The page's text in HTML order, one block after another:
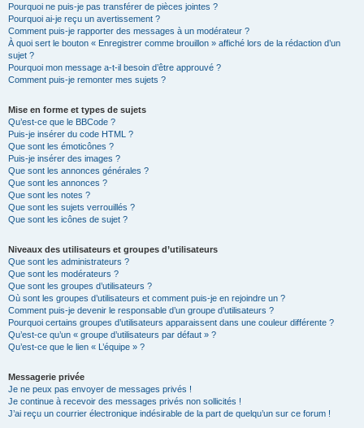
Pourquoi ne puis-je pas transférer de pièces jointes ?
Pourquoi ai-je reçu un avertissement ?
Comment puis-je rapporter des messages à un modérateur ?
À quoi sert le bouton « Enregistrer comme brouillon » affiché lors de la rédaction d’un
sujet ?
Pourquoi mon message a-t-il besoin d’être approuvé ?
Comment puis-je remonter mes sujets ?
Mise en forme et types de sujets
Qu’est-ce que le BBCode ?
Puis-je insérer du code HTML ?
Que sont les émoticônes ?
Puis-je insérer des images ?
Que sont les annonces générales ?
Que sont les annonces ?
Que sont les notes ?
Que sont les sujets verrouillés ?
Que sont les icônes de sujet ?
Niveaux des utilisateurs et groupes d’utilisateurs
Que sont les administrateurs ?
Que sont les modérateurs ?
Que sont les groupes d’utilisateurs ?
Où sont les groupes d’utilisateurs et comment puis-je en rejoindre un ?
Comment puis-je devenir le responsable d’un groupe d’utilisateurs ?
Pourquoi certains groupes d’utilisateurs apparaissent dans une couleur différente ?
Qu’est-ce qu’un « groupe d’utilisateurs par défaut » ?
Qu’est-ce que le lien « L’équipe » ?
Messagerie privée
Je ne peux pas envoyer de messages privés !
Je continue à recevoir des messages privés non sollicités !
J’ai reçu un courrier électronique indésirable de la part de quelqu’un sur ce forum !